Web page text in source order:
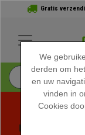
Gratis
Profiteer van
We
derden om
en uw
vinden in
Cookies